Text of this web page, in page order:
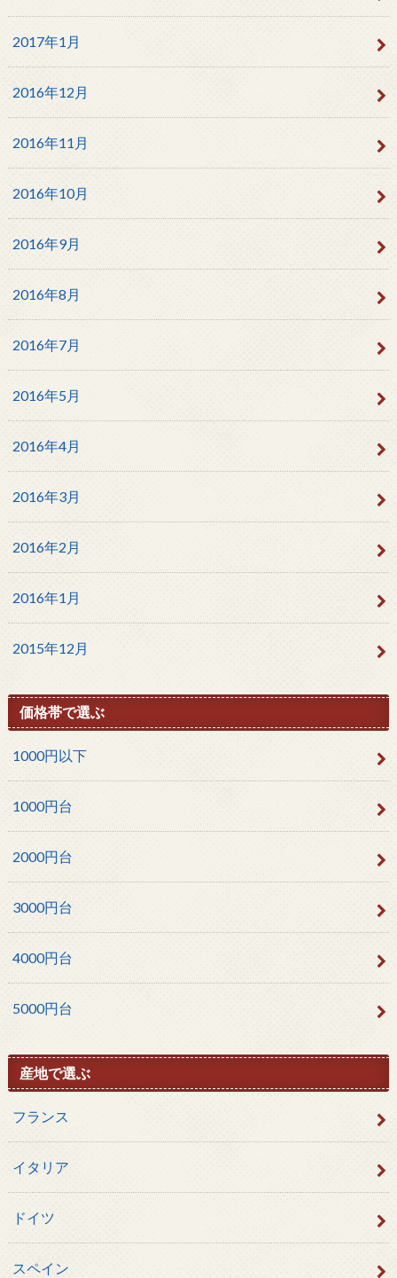
2017年1月
2016年12月
2016年11月
2016年10月
2016年9月
2016年8月
2016年7月
2016年5月
2016年4月
2016年3月
2016年2月
2016年1月
2015年12月
価格帯で選ぶ
1000円以下
1000円台
2000円台
3000円台
4000円台
5000円台
産地で選ぶ
フランス
イタリア
ドイツ
スペイン